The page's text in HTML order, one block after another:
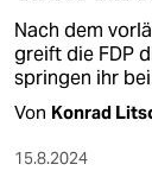
Nach dem
greift die FDP
springen ihr
Von Konrad
15.8.2024